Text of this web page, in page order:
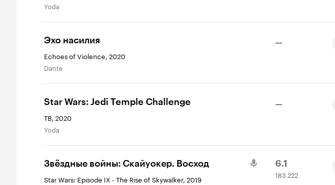
Yoda
Эхо насилия
Echoes of Violence, 2020
Dante
—
Star Wars: Jedi Temple Challenge
ТВ, 2020
Yoda
—
Звёздные войны: Скайуокер. Восход
Star Wars: Episode IX - The Rise of Skywalker, 2019
Рейтинг
Кинопоиска
6.1
183
222
183 222